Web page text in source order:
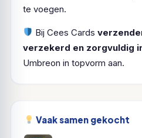
te voegen.
Bij Cees Cards
verzekerd en zorgvuldig
Umbreon in topvorm aan.
Vaak samen gekocht